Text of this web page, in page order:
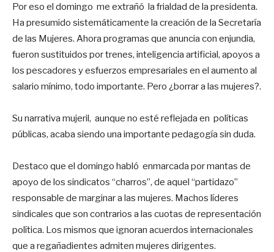
Por eso el domingo me extrañó la frialdad de la presidenta.
Ha presumido sistemáticamente la creación de la Secretaría
de las Mujeres. Ahora programas que anuncia con enjundia,
fueron sustituidos por trenes, inteligencia artificial, apoyos a
los pescadores y esfuerzos empresariales en el aumento al
salario mínimo, todo importante. Pero ¿borrar a las mujeres?.
Su narrativa mujeril, aunque no esté reflejada en políticas
públicas, acaba siendo una importante pedagogía sin duda.
Destaco que el domingo habló enmarcada por mantas de
apoyo de los sindicatos “charros”, de aquel “partidazo”
responsable de marginar a las mujeres. Machos líderes
sindicales que son contrarios a las cuotas de representación
política. Los mismos que ignoran acuerdos internacionales
que a regañadientes admiten mujeres dirigentes.